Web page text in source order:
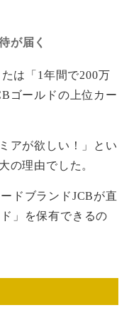
が届く
は「1年間で200万
ゴールドの上位カー
アが欲しい！」とい
の理由でした。
ドブランドJCBが直
」を保有できるの